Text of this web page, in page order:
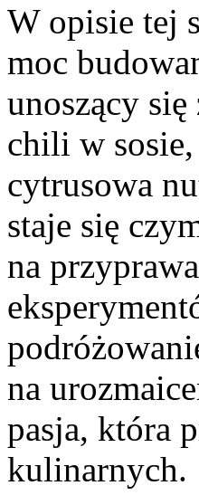
W opisie tej
moc
unoszący
chili w
cytrusowa
staje się
na
na
pasja, która
kulinarnych.